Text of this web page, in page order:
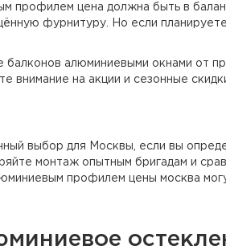
профилем цена должна быть в
фурнитуру. Но если
балконов алюминиевыми окнами от
внимание на акции и сезонные
выбор для Москвы, если вы
монтаж опытным бригадам и
профилем цены москва